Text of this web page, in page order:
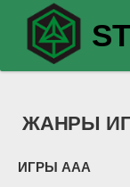
ЖАНРЫ
ИГРЫ ААА